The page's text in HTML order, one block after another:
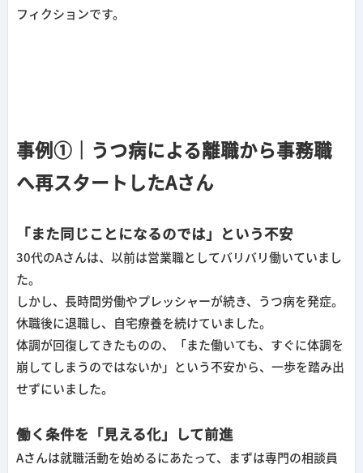
フィクションです。
事例①｜うつ病による離職から事務職
へ再スタートしたAさん
「また同じことになるのでは」という不安
30代のAさんは、以前は営業職としてバリバリ働いていまし
た。
しかし、長時間労働やプレッシャーが続き、うつ病を発症。
休職後に退職し、自宅療養を続けていました。
体調が回復してきたものの、「また働いても、すぐに体調を
崩してしまうのではないか」という不安から、一歩を踏み出
せずにいました。
働く条件を「見える化」して前進
Aさんは就職活動を始めるにあたって、まずは専門の相談員